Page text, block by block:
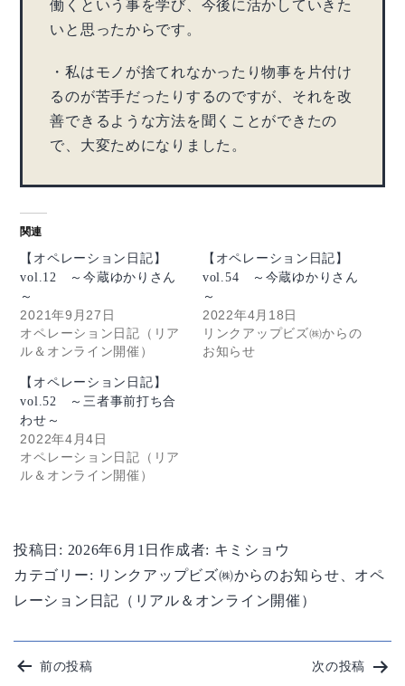
働くという事を学び、今後に活かしていきた
いと思ったからです。
・私はモノが捨てれなかったり物事を片付け
るのが苦手だったりするのですが、それを改
善できるような方法を聞くことができたの
で、大変ためになりました。
関連
【オペレーション日記】
vol.12 ～今蔵ゆかりさん
～
2021年9月27日
オペレーション日記（リア
ル＆オンライン開催）
【オペレーション日記】
vol.54 ～今蔵ゆかりさん
～
2022年4月18日
リンクアップビズ㈱からの
お知らせ
【オペレーション日記】
vol.52 ～三者事前打ち合
わせ～
2022年4月4日
オペレーション日記（リア
ル＆オンライン開催）
投稿日: 2026年6月1日作成者: キミショウ
カテゴリー: リンクアップビズ㈱からのお知らせ
オペ
レーション日記（リアル＆オンライン開催）
投前の投稿 次の投稿